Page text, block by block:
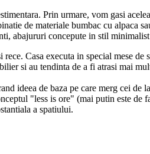
Prin urmare, vom gasi
de materiale bumbac cu alpaca
abajururi concepute in stil
Casa executa in special mese de
si au tendinta de a fi atrasi mai
ideea de baza pe care merg cei de
"less is ore" (mai putin este de
a spatiului.